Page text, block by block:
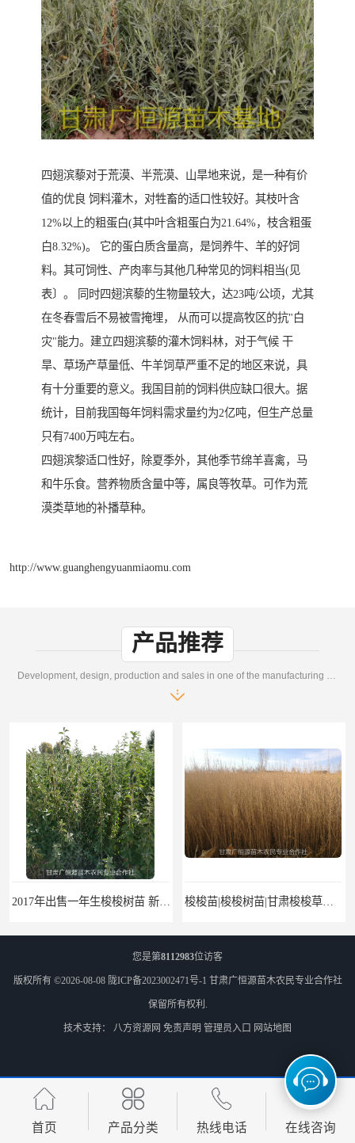
四翅滨藜对于荒漠、半荒漠、山旱地来说，是一种有价
值的优良 饲料灌木，对牲畜的适口性较好。其枝叶含
12%以上的粗蛋白(其中叶含粗蛋白为21.64%，枝含粗蛋
白8.32%)。 它的蛋白质含量高，是饲养牛、羊的好饲
料。其可饲性、产肉率与其他几种常见的饲料相当(见
表〕。 同时四翅滨藜的生物量较大，达23吨/公顷，尤其
在冬春雪后不易被雪掩埋， 从而可以提高牧区的抗"白
灾"能力。建立四翅滨藜的灌木饲料林，对于气候 干
旱、草场产草量低、牛羊饲草严重不足的地区来说，具
有十分重要的意义。我国目前的饲料供应缺口很大。据
统计，目前我国每年饲料需求量约为2亿吨，但生产总量
只有7400万吨左右。
四翅滨黎适口性好，除夏季外，其他季节绵羊喜禽，马
和牛乐食。营养物质含量中等，属良等牧草。可作为荒
漠类草地的补播草种。
http://www.guanghengyuanmiaomu.com
产品推荐
甘肃农户出售小叶锦鸡儿牛筋条毛条白柠条 一年生柠条
您是第8112983位访客
版权所有 ©2026-08-08 陇ICP备2023002471号-1 甘肃广恒源苗木农民专业合作社
保留所有权利.
技术支持： 八方资源网 免责声明 管理员入口 网站地图
首页 产品分类 热线电话 在线咨询